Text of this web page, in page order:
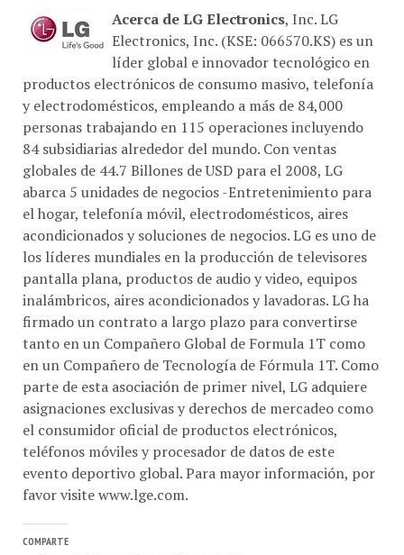
Acerca de LG Electronics
, Inc. LG
Electronics, Inc. (KSE: 066570.KS) es un
líder global e innovador tecnológico en
productos electrónicos de consumo masivo, telefonía
y electrodomésticos, empleando a más de 84,000
personas trabajando en 115 operaciones incluyendo
84 subsidiarias alrededor del mundo. Con ventas
globales de 44.7 Billones de USD para el 2008, LG
abarca 5 unidades de negocios -Entretenimiento para
el hogar, telefonía móvil, electrodomésticos, aires
acondicionados y soluciones de negocios. LG es uno de
los líderes mundiales en la producción de televisores
pantalla plana, productos de audio y video, equipos
inalámbricos, aires acondicionados y lavadoras. LG ha
firmado un contrato a largo plazo para convertirse
tanto en un Compañero Global de Formula 1T como
en un Compañero de Tecnología de Fórmula 1T. Como
parte de esta asociación de primer nivel, LG adquiere
asignaciones exclusivas y derechos de mercadeo como
el consumidor oficial de productos electrónicos,
teléfonos móviles y procesador de datos de este
evento deportivo global. Para mayor información, por
favor visite www.lge.com.